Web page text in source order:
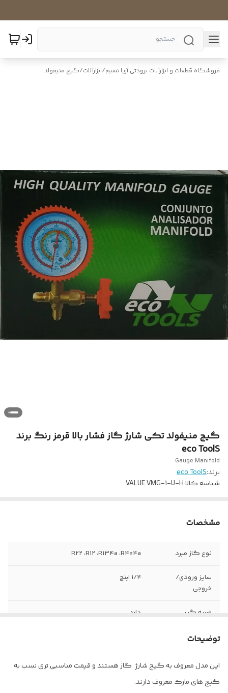
فروشگاه قطعات و ابزارآلات برودتی آریا نسیم/ابزارآلات/گیج منیفولد
گیج منیفولد تکی شارژ گاز فشار بالا قرمز رنگ برند
eco ToolS
Gauge Manifold
برند:eco ToolS
شناسه کالاVALUE VMG-1-U-H
مشخصات
نوع گاز مبرد R22 ،R12 ،R134a ،R404a
سایز ورودی/
خروجی
1/4 اینچ
ضربه گیر دارد
توضیحات
این مدل معروف به گیج شارژ گاز هستند و قیمت مناسبی تری نسب به
گیج های مارک معروف دارند.